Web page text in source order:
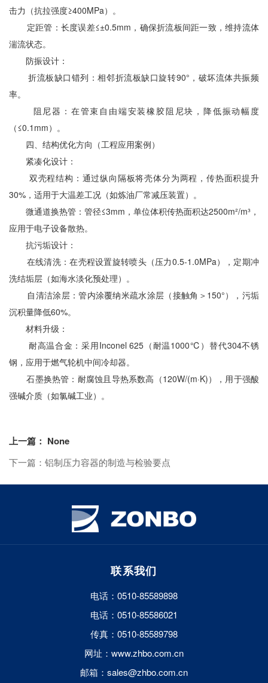
击力（抗拉强度≥400MPa）。
定距管：长度误差≤±0.5mm，确保折流板间距一致，维持流体
湍流状态。
防振设计：
折流板缺口错列：相邻折流板缺口旋转90°，破坏流体共振频
率。
阻尼器：在管束自由端安装橡胶阻尼块，降低振动幅度
（≤0.1mm）。
四、结构优化方向（工程应用案例）
紧凑化设计：
双壳程结构：通过纵向隔板将壳体分为两程，传热面积提升
30%，适用于大温差工况（如炼油厂常减压装置）。
微通道换热管：管径≤3mm，单位体积传热面积达2500m²/m³，
应用于电子设备散热。
抗污垢设计：
在线清洗：在壳程设置旋转喷头（压力0.5-1.0MPa），定期冲
洗结垢层（如海水淡化预处理）。
自清洁涂层：管内涂覆纳米疏水涂层（接触角＞150°），污垢
沉积量降低60%。
材料升级：
耐高温合金：采用Inconel 625（耐温1000℃）替代304不锈
钢，应用于燃气轮机中间冷却器。
石墨换热管：耐腐蚀且导热系数高（120W/(m·K)），用于强酸
强碱介质（如氯碱工业）。
上一篇： None
下一篇：铝制压力容器的制造与检验要点
联系我们
电话：0510-85589898
电话：0510-85586021
传真：0510-85589798
网址：www.zhbo.com.cn
邮箱：sales@zhbo.com.cn